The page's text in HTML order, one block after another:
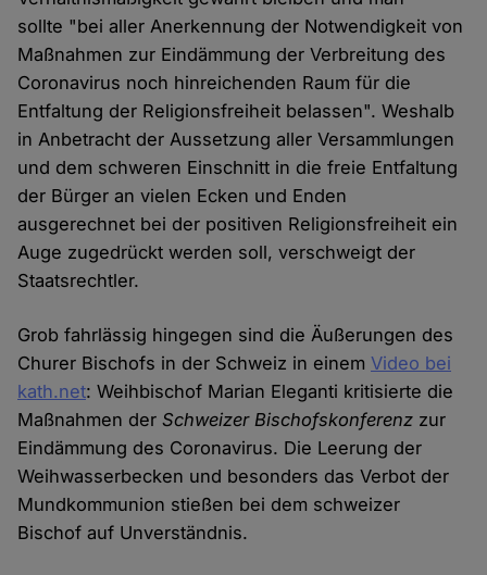
sollte "bei aller Anerkennung der Notwendigkeit von
Maßnahmen zur Eindämmung der Verbreitung des
Coronavirus noch hinreichenden Raum für die
Entfaltung der Religionsfreiheit belassen". Weshalb
in Anbetracht der Aussetzung aller Versammlungen
und dem schweren Einschnitt in die freie Entfaltung
der Bürger an vielen Ecken und Enden
ausgerechnet bei der positiven Religionsfreiheit ein
Auge zugedrückt werden soll, verschweigt der
Staatsrechtler.
Grob fahrlässig hingegen sind die Äußerungen des
Churer Bischofs in der Schweiz in einemVideo bei
kath.net: Weihbischof Marian Eleganti kritisierte die
Maßnahmen derSchweizer Bischofskonferenz zur
Eindämmung des Coronavirus. Die Leerung der
Weihwasserbecken und besonders das Verbot der
Mundkommunion stießen bei dem schweizer
Bischof auf Unverständnis.